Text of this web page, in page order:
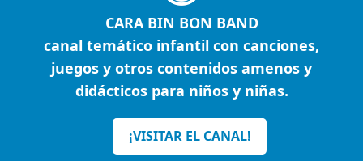
CARA BIN BON BAND
canal temático infantil con canciones,
juegos y otros contenidos amenos y
didácticos para niños y niñas.
¡VISITAR EL CANAL!